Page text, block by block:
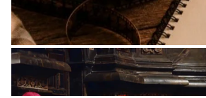
Mons. Sergi Gordo, bisbe de
presidit aquest 27 de juliol la
Santes de Mataró.
🔗tinyurl.com/cvu5jmbk
📸 J. Merino